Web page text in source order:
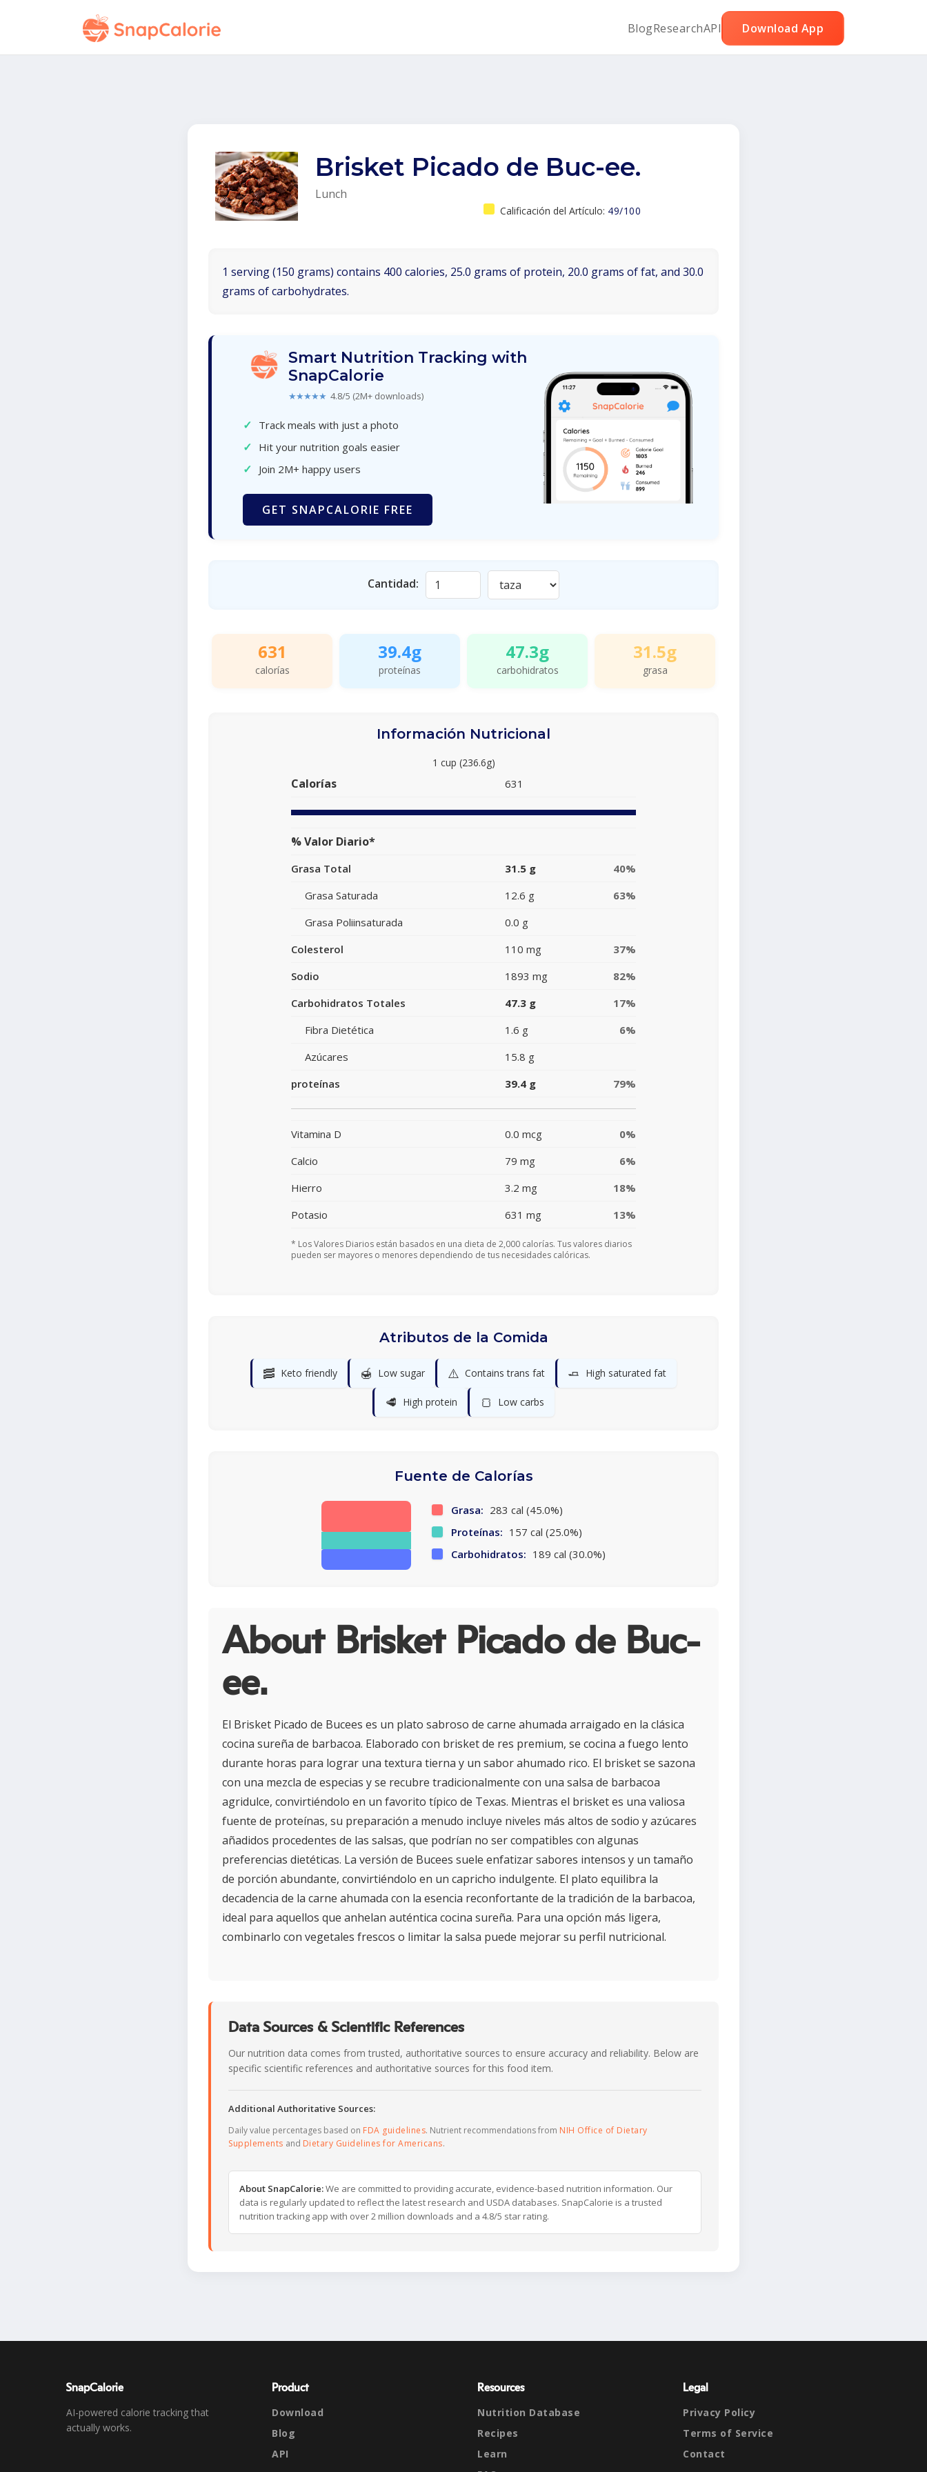
BlogResearchAPI Download App
Brisket Picado de Buc-ee.
Lunch
Calificación del Artículo: 49/100
1 serving (150 grams) contains 400 calories, 25.0 grams of protein, 20.0 grams of fat, and 30.0
grams of carbohydrates.
Smart Nutrition Tracking with
SnapCalorie
★★★★★ 4.8/5 (2M+ downloads)
✓ Track meals with just a photo
✓ Hit your nutrition goals easier
✓ Join 2M+ happy users
GET SNAPCALORIE FREE
Cantidad:
631
calorías
39.4g
proteínas
47.3g
carbohidratos
31.5g
grasa
Información Nutricional
1 cup (236.6g)
Calorías 631
% Valor Diario*
Grasa Total 31.5 g
40%
Grasa Saturada
12.6 g
63%
Grasa Poliinsaturada
0.0 g
Colesterol
110 mg
37%
Sodio
1893 mg
82%
Carbohidratos Totales
47.3 g
17%
Fibra Dietética
1.6 g
6%
Azúcares
15.8 g
proteínas
39.4 g 79%
Vitamina D 0.0 mcg
0%
Calcio
79 mg
6%
Hierro
3.2 mg
18%
Potasio
631 mg 13%
* Los Valores Diarios están basados en una dieta de 2,000 calorías. Tus valores diarios
pueden ser mayores o menores dependiendo de tus necesidades calóricas.
Atributos de la Comida
🥓 Keto friendly 🍯 Low sugar ⚠️ Contains trans fat 🧈 High saturated fat
🥩 High protein 🍞 Low carbs
Fuente de Calorías
Grasa: 283 cal (45.0%)
Proteínas: 157 cal (25.0%)
Carbohidratos: 189 cal (30.0%)
About Brisket Picado de Buc-
ee.
El Brisket Picado de Bucees es un plato sabroso de carne ahumada arraigado en la clásica
cocina sureña de barbacoa. Elaborado con brisket de res premium, se cocina a fuego lento
durante horas para lograr una textura tierna y un sabor ahumado rico. El brisket se sazona
con una mezcla de especias y se recubre tradicionalmente con una salsa de barbacoa
agridulce, convirtiéndolo en un favorito típico de Texas. Mientras el brisket es una valiosa
fuente de proteínas, su preparación a menudo incluye niveles más altos de sodio y azúcares
añadidos procedentes de las salsas, que podrían no ser compatibles con algunas
preferencias dietéticas. La versión de Bucees suele enfatizar sabores intensos y un tamaño
de porción abundante, convirtiéndolo en un capricho indulgente. El plato equilibra la
decadencia de la carne ahumada con la esencia reconfortante de la tradición de la barbacoa,
ideal para aquellos que anhelan auténtica cocina sureña. Para una opción más ligera,
combinarlo con vegetales frescos o limitar la salsa puede mejorar su perfil nutricional.
Data Sources & Scientific References
Our nutrition data comes from trusted, authoritative sources to ensure accuracy and reliability. Below are
specific scientific references and authoritative sources for this food item.
Additional Authoritative Sources:
Daily value percentages based on FDA guidelines. Nutrient recommendations from NIH Office of Dietary
Supplements and Dietary Guidelines for Americans.
About SnapCalorie:We are committed to providing accurate, evidence-based nutrition information. Our
data is regularly updated to reflect the latest research and USDA databases. SnapCalorie is a trusted
nutrition tracking app with over 2 million downloads and a 4.8/5 star rating.
SnapCalorie
AI-powered calorie tracking that
actually works.
Product
Download
Blog
API
Resources
Nutrition Database
Recipes
Learn
Legal
Privacy Policy
Terms of Service
Contact